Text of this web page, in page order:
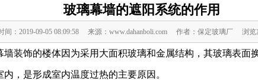
玻璃幕墙的遮阳系统的作用
间：2019-09-05 08:09:58 来源：www.dahanboli.com 作者：保定玻璃厂 浏览
装饰的楼体因为采用大面积玻璃和金属结构，其玻璃表
，是形成室内温度过热的主要原因。